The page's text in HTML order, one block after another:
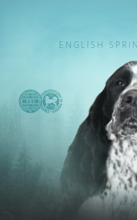
ENGLISH